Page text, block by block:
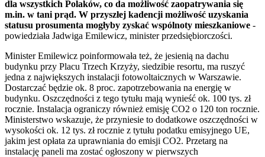
dla wszystkich Polaków, co da możliwość zaopatrywania się
m.in. w tani prąd. W przyszłej kadencji możliwość uzyskania
statusu prosumenta mogłyby zyskać wspólnoty mieszkaniowe -
powiedziała Jadwiga Emilewicz, minister przedsiębiorczości.
Minister Emilewicz poinformowała też, że jesienią na dachu
budynku przy Placu Trzech Krzyży, siedzibie resortu, ma ruszyć
jedna z największych instalacji fotowoltaicznych w Warszawie.
Dostarczać będzie ok. 8 proc. zapotrzebowania na energię w
budynku. Oszczędności z tego tytułu mają wynieść ok. 100 tys. zł
rocznie. Instalacja ograniczy również emisję CO2 o 120 ton rocznie.
Ministerstwo wskazuje, że przyniesie to dodatkowe oszczędności w
wysokości ok. 12 tys. zł rocznie z tytułu podatku emisyjnego UE,
jakim jest opłata za uprawniania do emisji CO2. Przetarg na
instalację paneli ma zostać ogłoszony w pierwszych